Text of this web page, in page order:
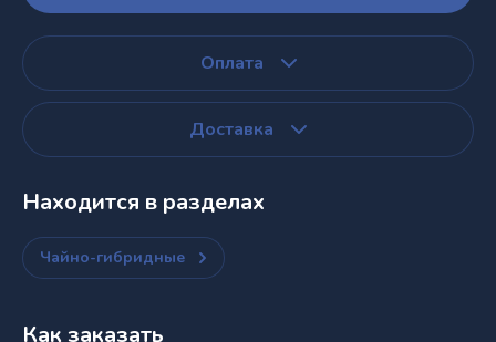
Оплата
Доставка
Находится в разделах
Чайно-гибридные
Как заказать